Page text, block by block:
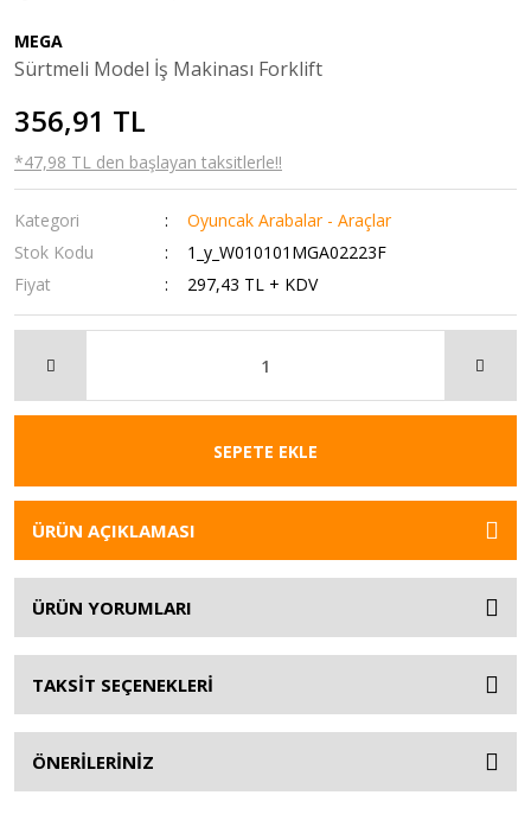
MEGA
Sürtmeli Model İş Makinası Forklift
356,91 TL
*47,98 TL den başlayan taksitlerle!!
Kategori
Oyuncak Arabalar - Araçlar
Stok Kodu
1_y_W010101MGA02223F
Fiyat
297,43 TL + KDV
SEPETE EKLE
ÜRÜN AÇIKLAMASI
ÜRÜN YORUMLARI
TAKSİT SEÇENEKLERİ
ÖNERİLERİNİZ